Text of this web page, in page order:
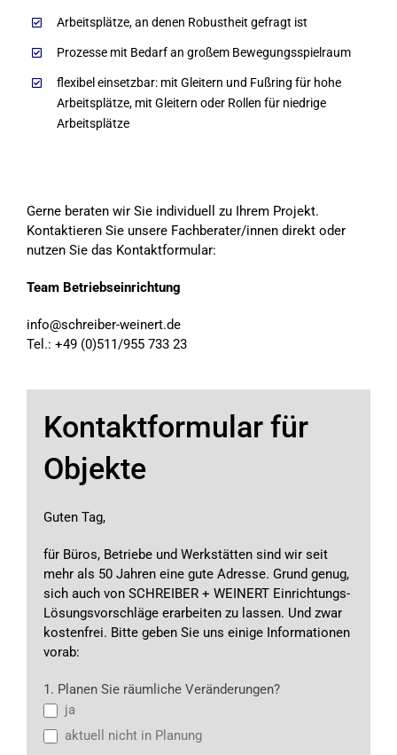
Arbeitsplätze, an denen Robustheit gefragt ist
Prozesse mit Bedarf an großem Bewegungsspielraum
flexibel einsetzbar: mit Gleitern und Fußring für hohe
Arbeitsplätze, mit Gleitern oder Rollen für niedrige
Arbeitsplätze
Gerne beraten wir Sie individuell zu Ihrem Projekt.
Kontaktieren Sie unsere Fachberater/innen direkt oder
nutzen Sie das Kontaktformular:
Team Betriebseinrichtung
info@schreiber-weinert.de
Tel.: +49 (0)511/955 733 23
Kontaktformular für
Objekte
Guten Tag,
für Büros, Betriebe und Werkstätten sind wir seit
mehr als 50 Jahren eine gute Adresse. Grund genug,
sich auch von SCHREIBER + WEINERT Einrichtungs-
Lösungsvorschläge erarbeiten zu lassen. Und zwar
kostenfrei. Bitte geben Sie uns einige Informationen
vorab:
Objektanfrageformular
DE
1. Planen Sie räumliche Veränderungen?
ja
aktuell nicht in Planung